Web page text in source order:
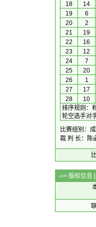
18
14
19
6
20
2
21
19
22
16
23
12
24
7
25
20
26
1
27
17
28
10
排序规则 ：
轮空选手对
比赛组别：
裁 判 长：陈
-=> 版权信息 [